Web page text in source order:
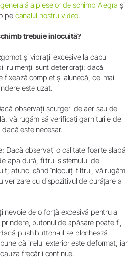
a pieselor de schimb Alegra și
pe canalul nostru video.
trebuie înlocuită?
și vibrații excesive la capul
rulmenții sunt deteriorați; dacă
fixează complet și alunecă, cel mai
este uzat.
observați scurgeri de aer sau de
vă rugăm să verificați garniturile de
este necesar.
Dacă observați o calitate foarte slabă
apa dură, filtrul sistemului de
atunci când înlocuiți filtrul, vă rugăm
cu dispozitivul de curățare a
nevoie de o forță excesivă pentru a
butonul de apăsare poate fi,
push button-ul se blochează
că inelul exterior este deformat, iar
frecării continue.